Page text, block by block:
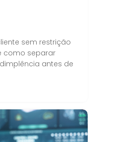
sem restrição
como separar
antes de